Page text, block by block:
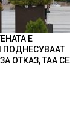
Е
ПОДНЕСУВААТ
ОТКАЗ, ТАА СЕ